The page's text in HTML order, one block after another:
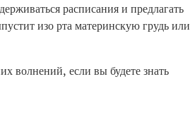
расписания и предлагать
изо рта материнскую грудь или
волнений, если вы будете знать